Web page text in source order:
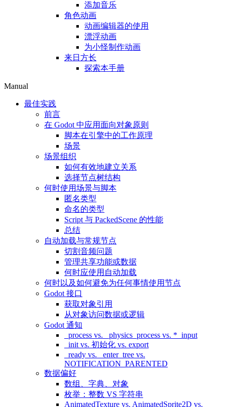
添加音乐
角色动画
动画编辑器的使用
漂浮动画
为小怪制作动画
来日方长
探索本手册
Manual
最佳实践
前言
在 Godot 中应用面向对象原则
脚本在引擎中的工作原理
场景
场景组织
如何有效地建立关系
选择节点树结构
何时使用场景与脚本
匿名类型
命名的类型
Script 与 PackedScene 的性能
总结
自动加载与常规节点
切割音频问题
管理共享功能或数据
何时应使用自动加载
何时以及如何避免为任何事情使用节点
Godot 接口
获取对象引用
从对象访问数据或逻辑
Godot 通知
_process vs. _physics_process vs. *_input
_init vs. 初始化 vs. export
_ready vs. _enter_tree vs.
NOTIFICATION_PARENTED
数据偏好
数组、字典、对象
枚举：整数 VS 字符串
AnimatedTexture vs. AnimatedSprite2D vs.